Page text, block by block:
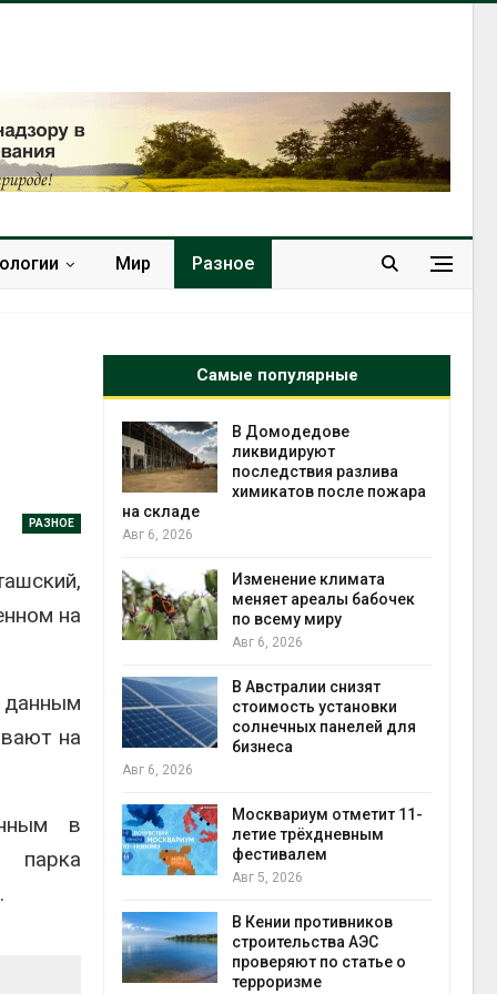
Мир Разное
РАЗНОЕ
на
данным
на
в
парка
Самые популярные
новые
растений
800
операции
В Домодедове
ликвидируют
последствия разлива
химикатов после пожара
на складе
Авг 6, 2026
Изменение климата
меняет ареалы бабочек
по всему миру
Авг 6, 2026
В Австралии снизят
стоимость установки
солнечных панелей для
бизнеса
Авг 6, 2026
Москвариум отметит 11-
летие трёхдневным
фестивалем
Авг 5, 2026
В Кении противников
строительства АЭС
проверяют по статье о
терроризме